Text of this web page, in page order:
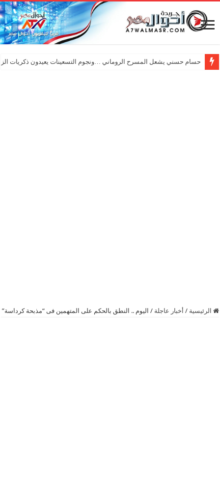
حسام حسني يشعل المسرح الروماني …ونجوم التسعينات يعيدون ذكريات
الرئيسية / أخبار عاجلة / اليوم .. النطق بالحكم على المتهمين فى “مذبحة كرداسة”